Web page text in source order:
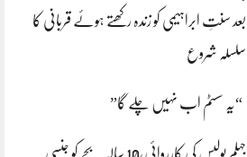
بعد سنتِ ابراہیمی کو زندہ رکھتے ہوئے قربانی کا
سلسلہ شروع
“یہ سسٹم اب نہیں چلے گا”
جہلم پولیس کی کارروائی،10 سالہ بچے کو جنسی